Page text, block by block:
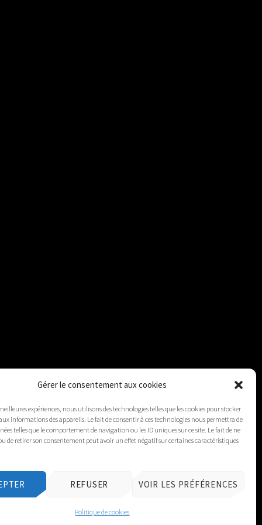
Gérer le consentement aux cookies
expériences, nous utilisons des technologies telles que les cookies pour stocker
informations des appareils. Le fait de consentir à ces technologies nous permettra de
telles que le comportement de navigation ou les ID uniques sur ce site. Le fait de ne
de retirer son consentement peut avoir un effet négatif sur certaines caractéristiques
REFUSER VOIR LES PRÉFÉRENCES
Politique de cookies